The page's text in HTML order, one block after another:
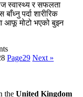
स्वास्थ्य र सफलता
पर्दा शारीरिक
आफू मोटो भएको बुझ्न
Page29 Next »
the United Kingdom